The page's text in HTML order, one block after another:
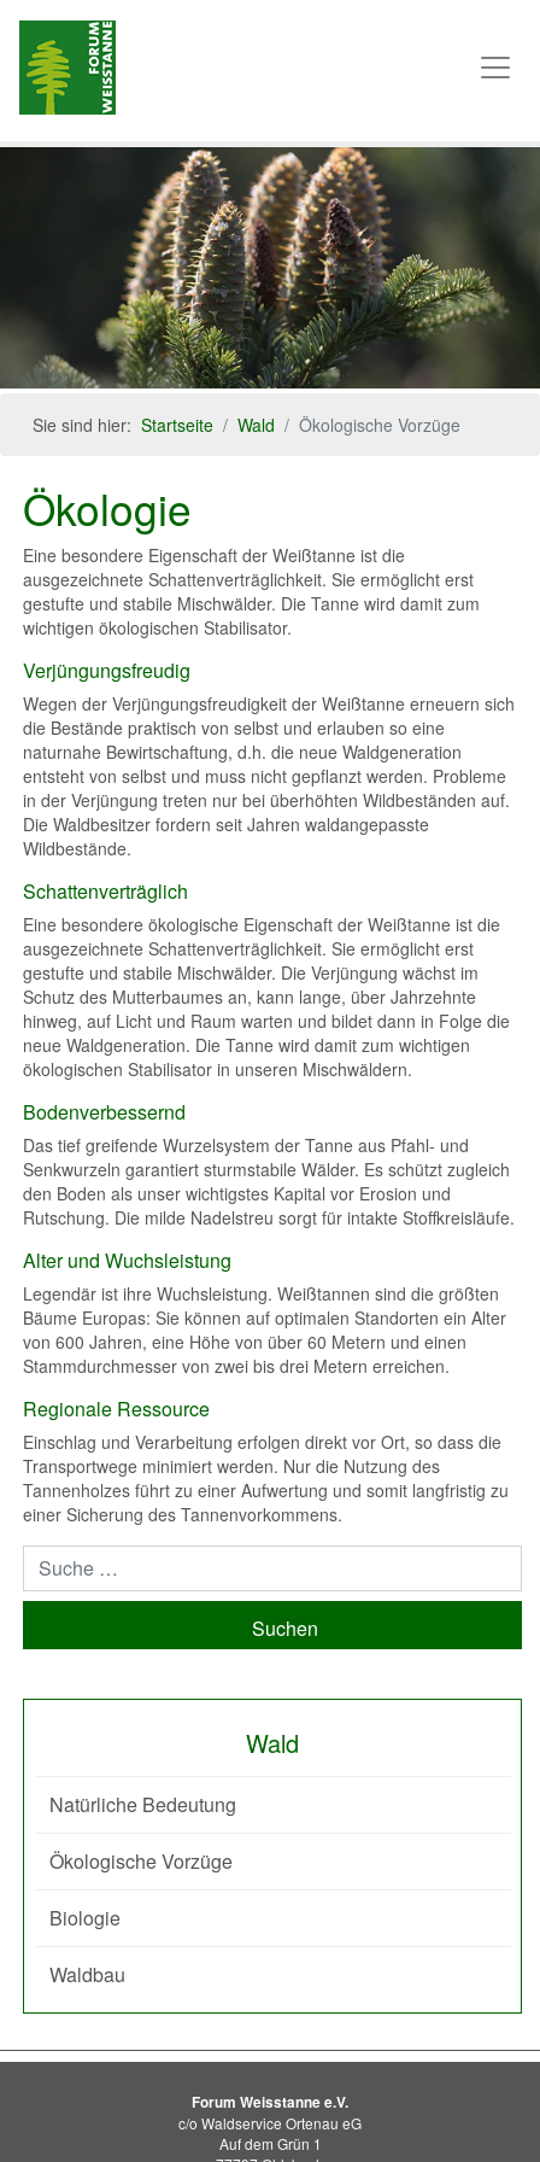
Sie sind hier:Startseite Wald Ökologische Vorzüge
Ökologie
Eine besondere Eigenschaft der Weißtanne ist die
ausgezeichnete Schattenverträglichkeit. Sie ermöglicht erst
gestufte und stabile Mischwälder. Die Tanne wird damit zum
wichtigen ökologischen Stabilisator.
Verjüngungsfreudig
Wegen der Verjüngungsfreudigkeit der Weißtanne erneuern sich
die Bestände praktisch von selbst und erlauben so eine
naturnahe Bewirtschaftung, d.h. die neue Waldgeneration
entsteht von selbst und muss nicht gepflanzt werden. Probleme
in der Verjüngung treten nur bei überhöhten Wildbeständen auf.
Die Waldbesitzer fordern seit Jahren waldangepasste
Wildbestände.
Schattenverträglich
Eine besondere ökologische Eigenschaft der Weißtanne ist die
ausgezeichnete Schattenverträglichkeit. Sie ermöglicht erst
gestufte und stabile Mischwälder. Die Verjüngung wächst im
Schutz des Mutterbaumes an, kann lange, über Jahrzehnte
hinweg, auf Licht und Raum warten und bildet dann in Folge die
neue Waldgeneration. Die Tanne wird damit zum wichtigen
ökologischen Stabilisator in unseren Mischwäldern.
Bodenverbessernd
Das tief greifende Wurzelsystem der Tanne aus Pfahl- und
Senkwurzeln garantiert sturmstabile Wälder. Es schützt zugleich
den Boden als unser wichtigstes Kapital vor Erosion und
Rutschung. Die milde Nadelstreu sorgt für intakte Stoffkreisläufe.
Alter und Wuchsleistung
Legendär ist ihre Wuchsleistung. Weißtannen sind die größten
Bäume Europas: Sie können auf optimalen Standorten ein Alter
von 600 Jahren, eine Höhe von über 60 Metern und einen
Stammdurchmesser von zwei bis drei Metern erreichen.
Regionale Ressource
Einschlag und Verarbeitung erfolgen direkt vor Ort, so dass die
Transportwege minimiert werden. Nur die Nutzung des
Tannenholzes führt zu einer Aufwertung und somit langfristig zu
einer Sicherung des Tannenvorkommens.
Suchen
Wald
Natürliche Bedeutung
Ökologische Vorzüge
Biologie
Waldbau
Forum Weisstanne e.V.
c/o Waldservice Ortenau eG
Auf dem Grün 1